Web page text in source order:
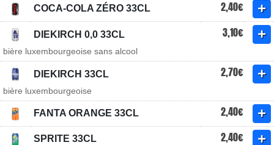
COCA-COLA ZÉRO 33CL 2,40€
DIEKIRCH 0,0 33CL 3,10€
bière luxembourgeoise sans alcool
DIEKIRCH 33CL 2,70€
bière luxembourgeoise
FANTA ORANGE 33CL 2,40€
SPRITE 33CL 2,40€